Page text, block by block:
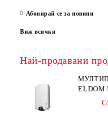
Абонирай се за новини
Виж всички
Най-продавани
ELDOM